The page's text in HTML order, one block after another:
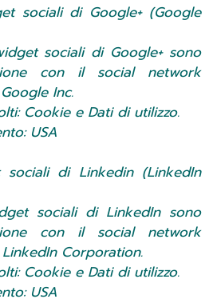
sociali di Google+ (Google
sociali di Google+ sono
con il social network
Inc.
Cookie e Dati di utilizzo.
USA
di Linkedin (LinkedIn
sociali di LinkedIn sono
con il social network
Corporation.
Cookie e Dati di utilizzo.
USA